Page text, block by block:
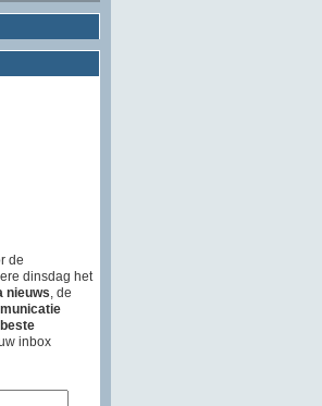
de
dinsdag het
nieuws , de
beste
inbox